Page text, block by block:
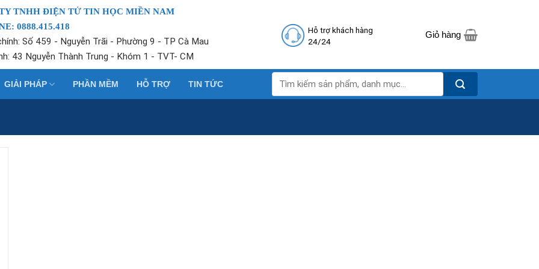
TNHH ĐIỆN TỬ TIN HỌC MIỀN NAM
0888.415.418
Số 459 - Nguyễn Trãi - Phường 9 - TP Cà Mau
43 Nguyễn Thành Trung - Khóm 1 - TVT- CM
Hỗ trợ khách hàng
24/24
Giỏ hàng
GIẢI PHÁP PHẦN MỀM HỖ TRỢ TIN TỨC